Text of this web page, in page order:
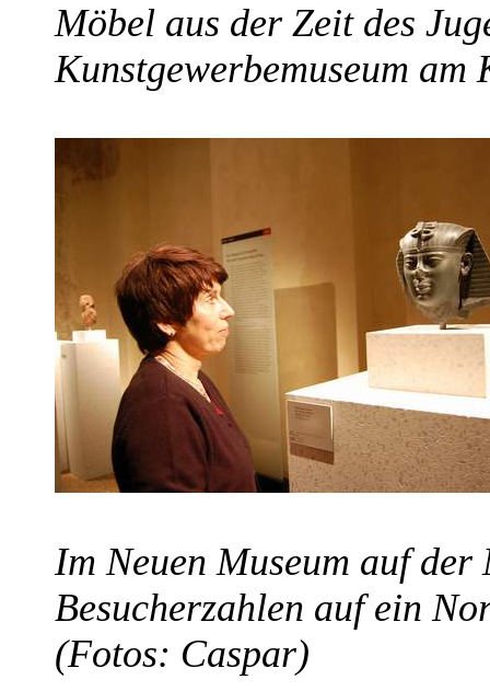
Möbel aus der Zeit des
Kunstgewerbemuseum
Im Neuen Museum auf der
Besucherzahlen auf ein
(Fotos: Caspar)